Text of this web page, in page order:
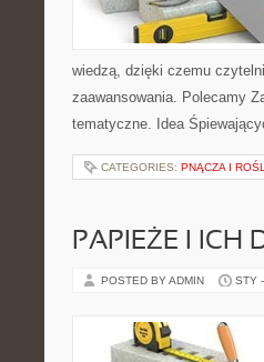
wiedzą, dzięki czemu
zaawansowania. Polecamy
tematyczne. Idea
CATEGORIES: PNĄCZA I
PAPIEŻE I ICH
POSTED BY ADMIN STY